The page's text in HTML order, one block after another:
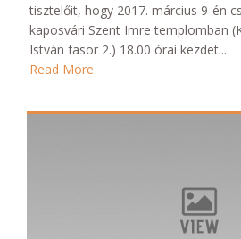
tisztelőit, hogy 2017. március 9-én
kaposvári Szent Imre templomban
István fasor 2.) 18.00 órai kezdet...
Read More